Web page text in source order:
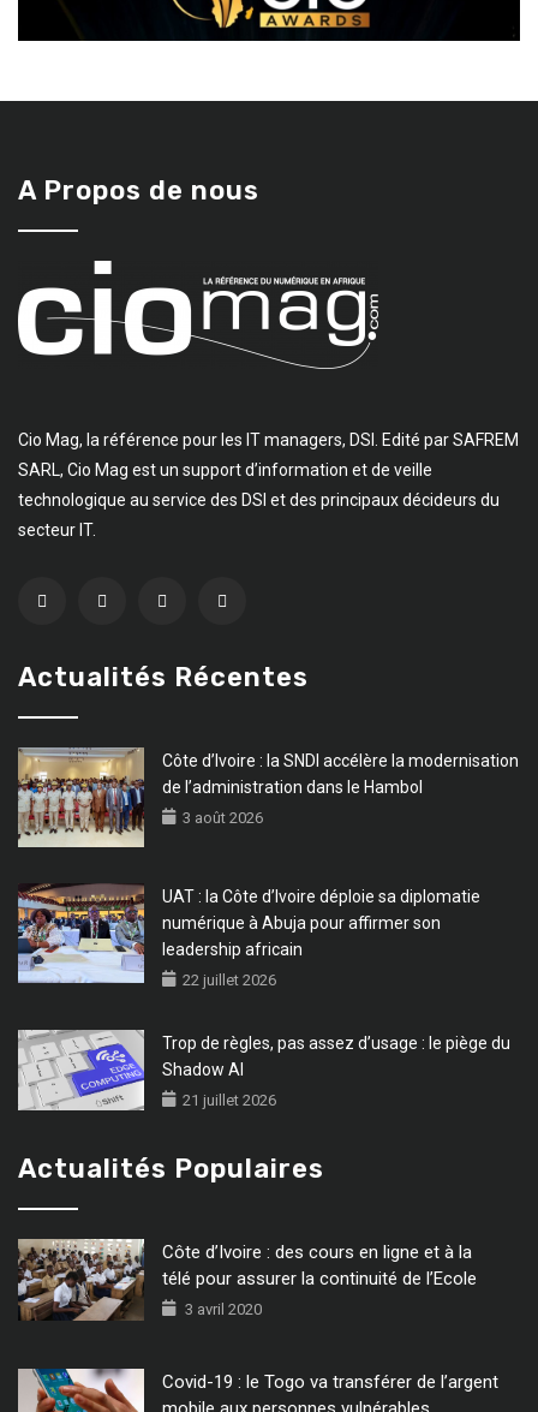
A Propos de nous
Cio Mag, la référence pour les IT managers, DSI. Edité par SAFREM
SARL, Cio Mag est un support d’information et de veille
technologique au service des DSI et des principaux décideurs du
secteur IT.
Actualités Récentes
Côte d’Ivoire : la SNDI accélère la modernisation
de l’administration dans le Hambol
3 août 2026
UAT : la Côte d’Ivoire déploie sa diplomatie
numérique à Abuja pour affirmer son
leadership africain
22 juillet 2026
Trop de règles, pas assez d’usage : le piège du
Shadow AI
21 juillet 2026
Actualités Populaires
Côte d’Ivoire : des cours en ligne et à la
télé pour assurer la continuité de l’Ecole
3 avril 2020
Covid-19 : le Togo va transférer de l’argent